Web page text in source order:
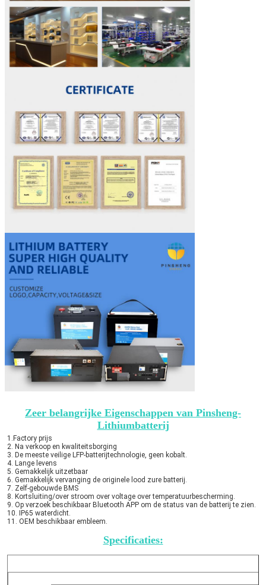
Zeer belangrijke Eigenschappen van Pinsheng-
Lithiumbatterij
1.Factory prijs
2. Na verkoop en kwaliteitsborging
3. De meeste veilige LFP-batterijtechnologie, geen kobalt.
4. Lange levens
5. Gemakkelijk uitzetbaar
6. Gemakkelijk vervanging de originele lood zure batterij.
7. Zelf-gebouwde BMS
8. Kortsluiting/over stroom over voltage over temperatuurbescherming.
9. Op verzoek beschikbaar Bluetooth APP om de status van de batterij te zien.
10. IP65 waterdicht.
11. OEM beschikbaar embleem.
Specificaties: